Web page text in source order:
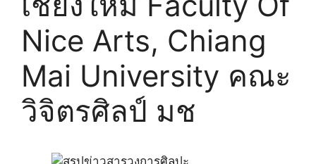
Nice Arts, Chiang
Mai University คณะ
วิจิตรศิลป์ มช